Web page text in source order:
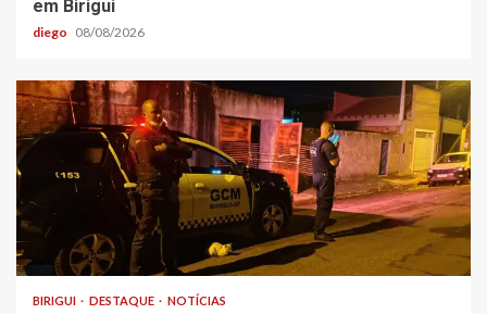
em Birigui
diego 08/08/2026
BIRIGUI DESTAQUE NOTÍCIAS